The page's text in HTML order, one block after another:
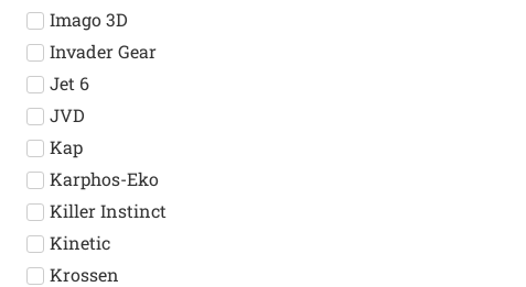
Imago 3D
Invader Gear
Jet 6
JVD
Kap
Karphos-Eko
Killer Instinct
Kinetic
Krossen